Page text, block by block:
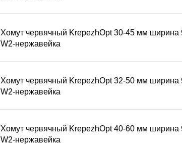
Хомут червячный KrepezhOpt 30-45 мм ширина
W2-нержавейка
Хомут червячный KrepezhOpt 32-50 мм ширина
W2-нержавейка
Хомут червячный KrepezhOpt 40-60 мм ширина
W2-нержавейка